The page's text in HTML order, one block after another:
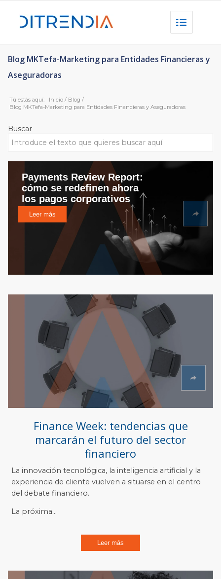
Blog MKTefa-Marketing para Entidades Financieras y
Aseguradoras
Tú estás aquí: Inicio / Blog /
Blog MKTefa-Marketing para Entidades Financieras y Aseguradoras
Buscar
Payments Review Report:
cómo se redefinen ahora
los pagos corporativos
Leer más
Finance Week: tendencias que
marcarán el futuro del sector
financiero
La innovación tecnológica, la inteligencia artificial y la
experiencia de cliente vuelven a situarse en el centro
del debate financiero.
La próxima...
Leer más